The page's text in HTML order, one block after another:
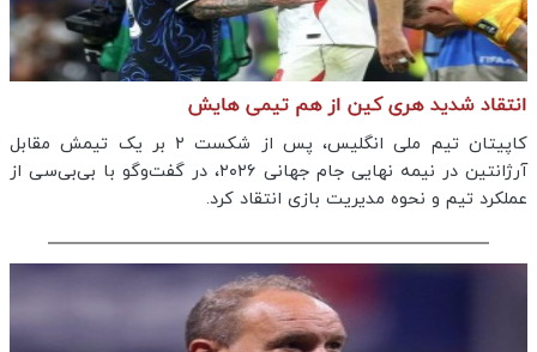
انتقاد شدید هری کین از هم تیمی هایش
کاپیتان تیم ملی انگلیس، پس از شکست ۲ بر یک تیمش مقابل
آرژانتین در نیمه نهایی جام جهانی ۲۰۲۶، در گفت‌وگو با بی‌بی‌سی از
عملکرد تیم و نحوه مدیریت بازی انتقاد کرد.